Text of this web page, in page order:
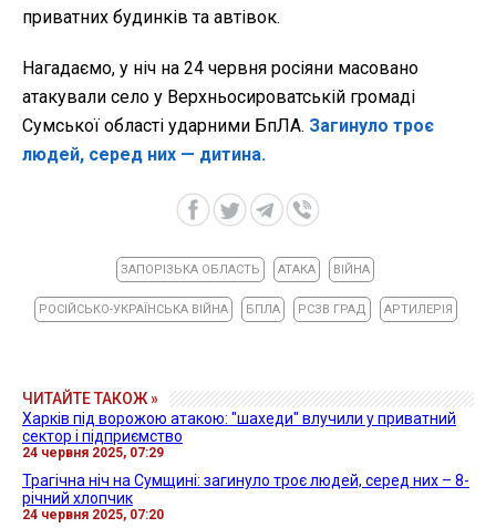
приватних будинків та автівок.
Нагадаємо, у ніч на 24 червня росіяни масовано
атакували село у Верхньосироватській громаді
Сумської області ударними БпЛА. Загинуло троє
людей, серед них — дитина.
ЗАПОРІЗЬКА ОБЛАСТЬ АТАКА ВІЙНА
РОСІЙСЬКО-УКРАЇНСЬКА ВІЙНА БПЛА РСЗВ ГРАД АРТИЛЕРІЯ
ЧИТАЙТЕ ТАКОЖ »
Харків під ворожою атакою: "шахеди" влучили у приватний
сектор і підприємство
24 червня 2025, 07:29
Трагічна ніч на Сумщині: загинуло троє людей, серед них – 8-
річний хлопчик
24 червня 2025, 07:20